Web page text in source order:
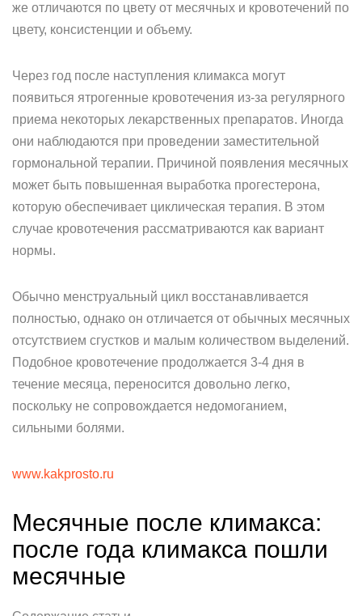
же отличаются по цвету от месячных и кровотечений по
цвету, консистенции и объему.
Через год после наступления климакса могут
появиться ятрогенные кровотечения из-за регулярного
приема некоторых лекарственных препаратов. Иногда
они наблюдаются при проведении заместительной
гормональной терапии. Причиной появления месячных
может быть повышенная выработка прогестерона,
которую обеспечивает циклическая терапия. В этом
случае кровотечения рассматриваются как вариант
нормы.
Обычно менструальный цикл восстанавливается
полностью, однако он отличается от обычных месячных
отсутствием сгустков и малым количеством выделений.
Подобное кровотечение продолжается 3-4 дня в
течение месяца, переносится довольно легко,
поскольку не сопровождается недомоганием,
сильными болями.
www.kakprosto.ru
Месячные после климакса:
после года климакса пошли
месячные